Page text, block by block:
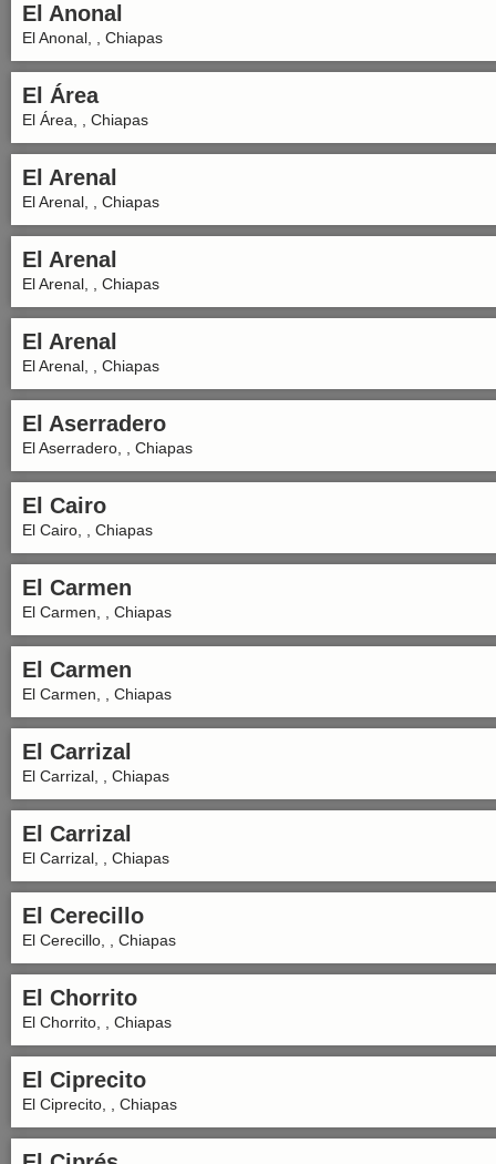
El Anonal
El Anonal, , Chiapas
El Área
El Área, , Chiapas
El Arenal
El Arenal, , Chiapas
El Arenal
El Arenal, , Chiapas
El Arenal
El Arenal, , Chiapas
El Aserradero
El Aserradero, , Chiapas
El Cairo
El Cairo, , Chiapas
El Carmen
El Carmen, , Chiapas
El Carmen
El Carmen, , Chiapas
El Carrizal
El Carrizal, , Chiapas
El Carrizal
El Carrizal, , Chiapas
El Cerecillo
El Cerecillo, , Chiapas
El Chorrito
El Chorrito, , Chiapas
El Ciprecito
El Ciprecito, , Chiapas